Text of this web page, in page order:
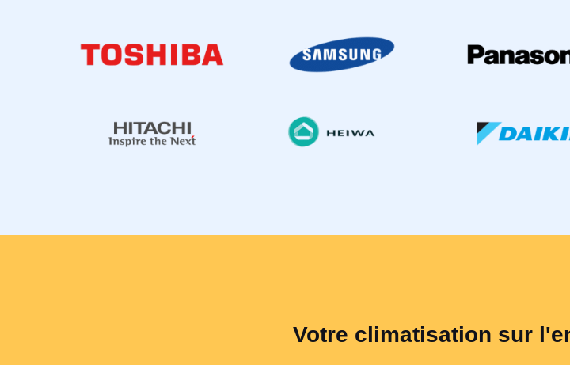
Votre climatisation sur